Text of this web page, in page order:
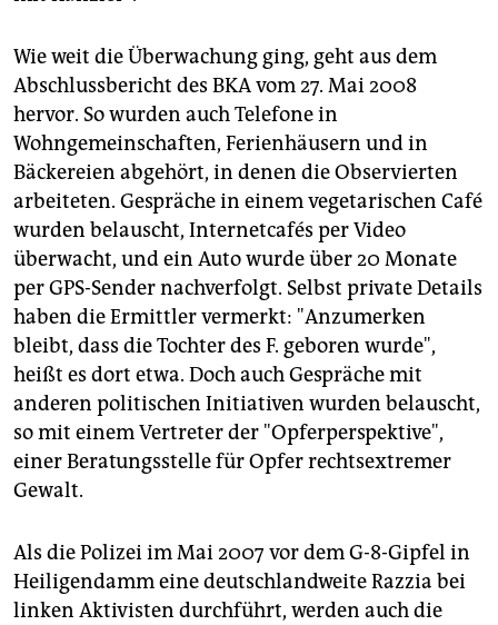
Wie weit die Überwachung ging, geht aus dem
Abschlussbericht des BKA vom 27. Mai 2008
hervor. So wurden auch Telefone in
Wohngemeinschaften, Ferienhäusern und in
Bäckereien abgehört, in denen die Observierten
arbeiteten. Gespräche in einem vegetarischen Café
wurden belauscht, Internetcafés per Video
überwacht, und ein Auto wurde über 20 Monate
per GPS-Sender nachverfolgt. Selbst private Details
haben die Ermittler vermerkt: "Anzumerken
bleibt, dass die Tochter des F. geboren wurde",
heißt es dort etwa. Doch auch Gespräche mit
anderen politischen Initiativen wurden belauscht,
so mit einem Vertreter der "Opferperspektive",
einer Beratungsstelle für Opfer rechtsextremer
Gewalt.
Als die Polizei im Mai 2007 vor dem G-8-Gipfel in
Heiligendamm eine deutschlandweite Razzia bei
linken Aktivisten durchführt, werden auch die